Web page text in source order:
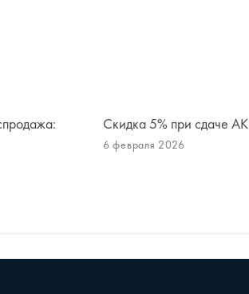
Скидка 5% при сдаче
6 февраля 2026